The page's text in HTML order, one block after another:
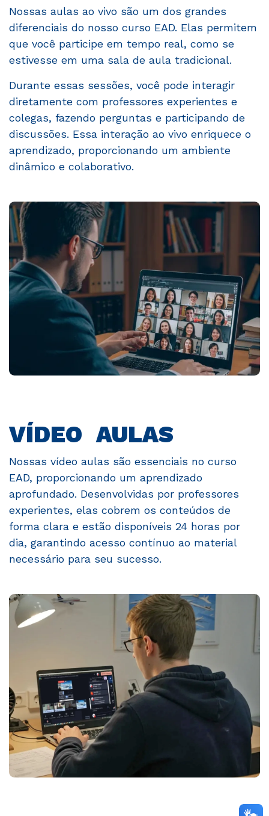
Nossas aulas ao vivo são um dos grandes
diferenciais do nosso curso EAD. Elas permitem
que você participe em tempo real, como se
estivesse em uma sala de aula tradicional.
Durante essas sessões, você pode interagir
diretamente com professores experientes e
colegas, fazendo perguntas e participando de
discussões. Essa interação ao vivo enriquece o
aprendizado, proporcionando um ambiente
dinâmico e colaborativo.
VÍDEO AULAS
Nossas vídeo aulas são essenciais no curso
EAD, proporcionando um aprendizado
aprofundado. Desenvolvidas por professores
experientes, elas cobrem os conteúdos de
forma clara e estão disponíveis 24 horas por
dia, garantindo acesso contínuo ao material
necessário para seu sucesso.